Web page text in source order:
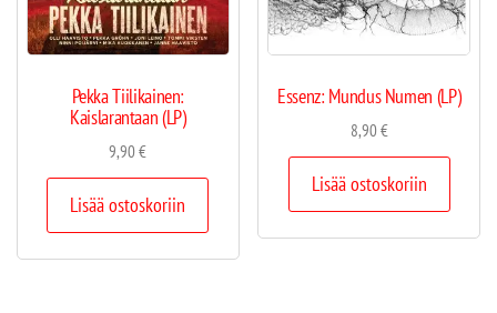
Pekka Tiilikainen:
Kaislarantaan (LP)
9,90€
Lisää ostoskoriin
Essenz: Mundus Numen (LP)
8,90€
Lisää ostoskoriin